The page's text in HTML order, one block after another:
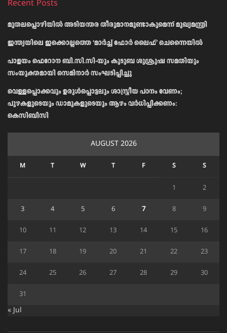
Recent Posts
മുതലപ്പൊഴിയിൽ അടിയന്തര തീരുമാനമുണ്ടാകുമെന്ന് മുഖ്യമന്ത്രി
ഇന്ത്യയിലെ ഇക്കൊല്ലത്തെ ‘മാർച്ച് ഫോർ ലൈഫ്’ ചെന്നൈയിൽ
പാളയം ഫെറോന ബി.സി.സി-യും കുടുബ ശുശ്രൂഷ സമതിയും
സംയുക്തമായി സെമിനാർ സംഘടിപ്പിച്ചു
വെള്ളപ്പൊക്കവും ഉരുള്‍പ്പൊട്ടലും ശാസ്ത്രീയ പഠനം വേണം;
പുഴകളുടെയും ഡാമുകളുടെയും ആഴം വര്‍ധിപ്പിക്കണം:
കെസിബിസി
AUGUST 2026
M T W T F S S
1 2
3 4 5 6 7 8 9
10 11 12 13 14 15 16
17 18 19 20 21 22 23
24 25 26 27 28 29 30
31
« Jul